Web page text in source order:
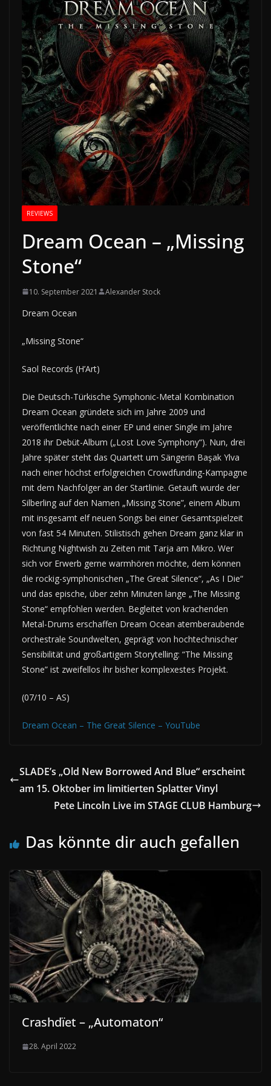
REVIEWS
Dream Ocean – „Missing
Stone“
10. September 2021 Alexander Stock
Dream Ocean
„Missing Stone“
Saol Records (H’Art)
Die Deutsch-Türkische Symphonic-Metal Kombination
Dream Ocean gründete sich im Jahre 2009 und
veröffentlichte nach einer EP und einer Single im Jahre
2018 ihr Debüt-Album („Lost Love Symphony“). Nun, drei
Jahre später steht das Quartett um Sängerin Başak Ylva
nach einer höchst erfolgreichen Crowdfunding-Kampagne
mit dem Nachfolger an der Startlinie. Getauft wurde der
Silberling auf den Namen „Missing Stone”, einem Album
mit insgesamt elf neuen Songs bei einer Gesamtspielzeit
von fast 54 Minuten. Stilistisch gehen Dream ganz klar in
Richtung Nightwish zu Zeiten mit Tarja am Mikro. Wer
sich vor Erwerb gerne warmhören möchte, dem können
die rockig-symphonischen „The Great Silence“, „As I Die“
und das epische, über zehn Minuten lange „The Missing
Stone“ empfohlen werden. Begleitet von krachenden
Metal-Drums erschaffen Dream Ocean atemberaubende
orchestrale Soundwelten, geprägt von hochtechnischer
Sensibilität und großartigem Storytelling: “The Missing
Stone” ist zweifellos ihr bisher komplexestes Projekt.
(07/10 – AS)
Dream Ocean – The Great Silence – YouTube
SLADE’s „Old New Borrowed And Blue“ erscheint
am 15. Oktober im limitierten Splatter Vinyl
Pete Lincoln Live im STAGE CLUB Hamburg
Das könnte dir auch gefallen
Crashdïet – „Automaton“
28. April 2022